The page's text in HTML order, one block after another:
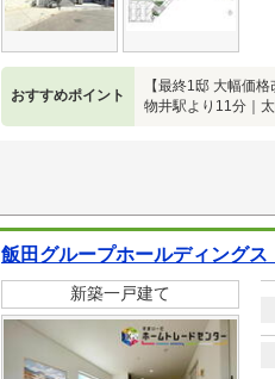
おすすめポイント
【最終1邸 大幅価格
物井駅より11分｜
飯田グループホールディング
新築一戸建て